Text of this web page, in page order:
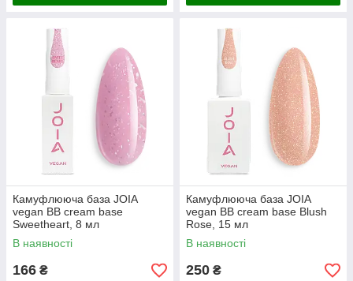
Камуфлююча база JOIA
vegan BB cream base
Sweetheart, 8 мл
В наявності
166 ₴
Камуфлююча база JOIA
vegan BB cream base Blush
Rose, 15 мл
В наявності
250 ₴